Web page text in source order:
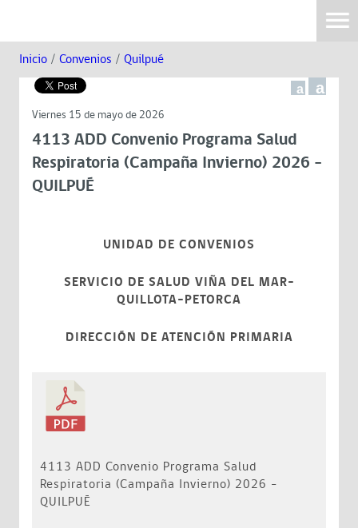
Inicio / Convenios / Quilpué
a a
Viernes 15 de mayo de 2026
4113 ADD Convenio Programa Salud
Respiratoria (Campaña Invierno) 2026 -
QUILPUÉ
UNIDAD DE CONVENIOS
SERVICIO DE SALUD VIÑA DEL MAR-
QUILLOTA-PETORCA
DIRECCIÓN DE ATENCIÓN PRIMARIA
4113 ADD Convenio Programa Salud
Respiratoria (Campaña Invierno) 2026 -
QUILPUÉ